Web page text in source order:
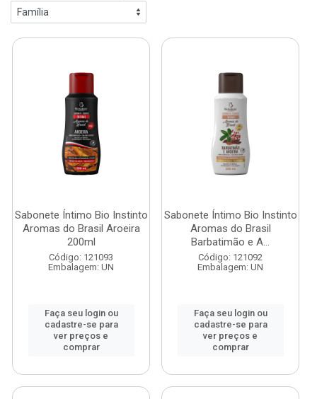
Sabonete Íntimo Bio Instinto
Aromas do Brasil Aroeira
200ml
Código: 121093
Embalagem: UN
Faça seu login ou
cadastre-se para
ver preços e
comprar
Sabonete Íntimo Bio Instinto
Aromas do Brasil
Barbatimão e A...
Código: 121092
Embalagem: UN
Faça seu login ou
cadastre-se para
ver preços e
comprar